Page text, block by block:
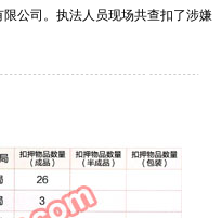
公司。执法人员现场共查扣了涉嫌